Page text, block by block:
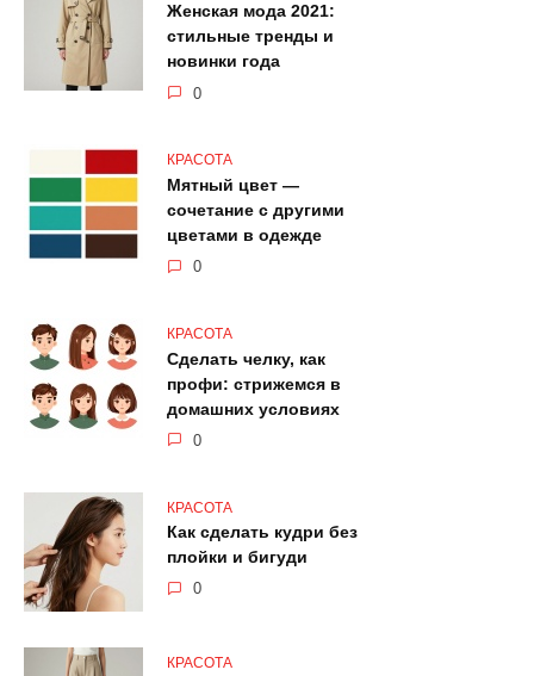
Женская мода 2021:
стильные тренды и
новинки года
0
КРАСОТА
Мятный цвет —
сочетание с другими
цветами в одежде
0
КРАСОТА
Сделать челку, как
профи: стрижемся в
домашних условиях
0
КРАСОТА
Как сделать кудри без
плойки и бигуди
0
КРАСОТА